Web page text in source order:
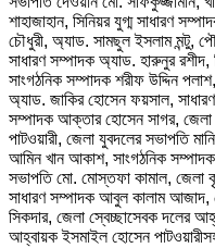
শাহাজাহান, সিনিয়র যুগ্ম সাধারণ
চৌধুরী, অ্যাড. সামছুল ইসলাম মন্টু,
সাধারণ সম্পাদক অ্যাড. হারুনুর
সাংগঠনিক সম্পাদক শরীফ উদ্দিন
অ্যাড. জাকির হোসেন ফয়সাল,
সম্পাদক আক্তার হোসেন সাগর, জেলা
পাটওয়ারী, জেলা যুবদলের সভাপতি
আমিন খান আকাশ, সাংগঠনিক
সভাপতি মো. মোস্তফা কামাল,
সাধারণ সম্পাদক আবুল কালাম আজাদ,
সিকদার, জেলা স্বেচ্ছাসেবক দলের
আহ্বায়ক ইসমাইল হোসেন পাটওয়ারীসহ